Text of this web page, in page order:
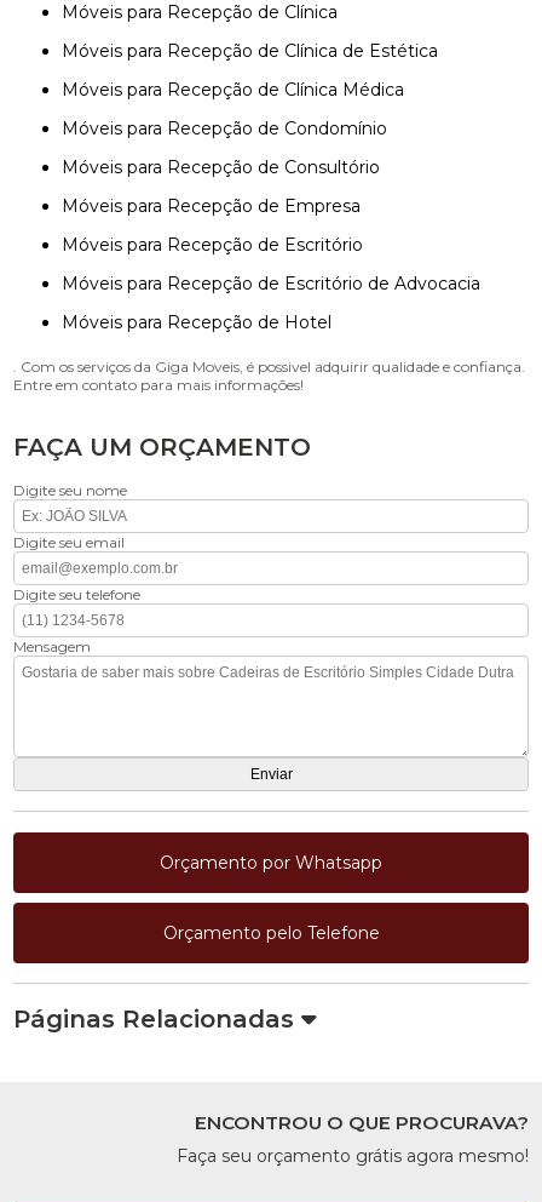
Móveis para Recepção de Clínica
Móveis para Recepção de Clínica de Estética
Móveis para Recepção de Clínica Médica
Móveis para Recepção de Condomínio
Móveis para Recepção de Consultório
Móveis para Recepção de Empresa
Móveis para Recepção de Escritório
Móveis para Recepção de Escritório de Advocacia
Móveis para Recepção de Hotel
. Com os serviços da Giga Moveis, é possivel adquirir qualidade e confiança.
Entre em contato para mais informações!
FAÇA UM ORÇAMENTO
Digite seu nome
Digite seu email
Digite seu telefone
Mensagem
Orçamento por Whatsapp
Orçamento pelo Telefone
Páginas Relacionadas
ENCONTROU O QUE PROCURAVA?
Faça seu orçamento grátis agora mesmo!